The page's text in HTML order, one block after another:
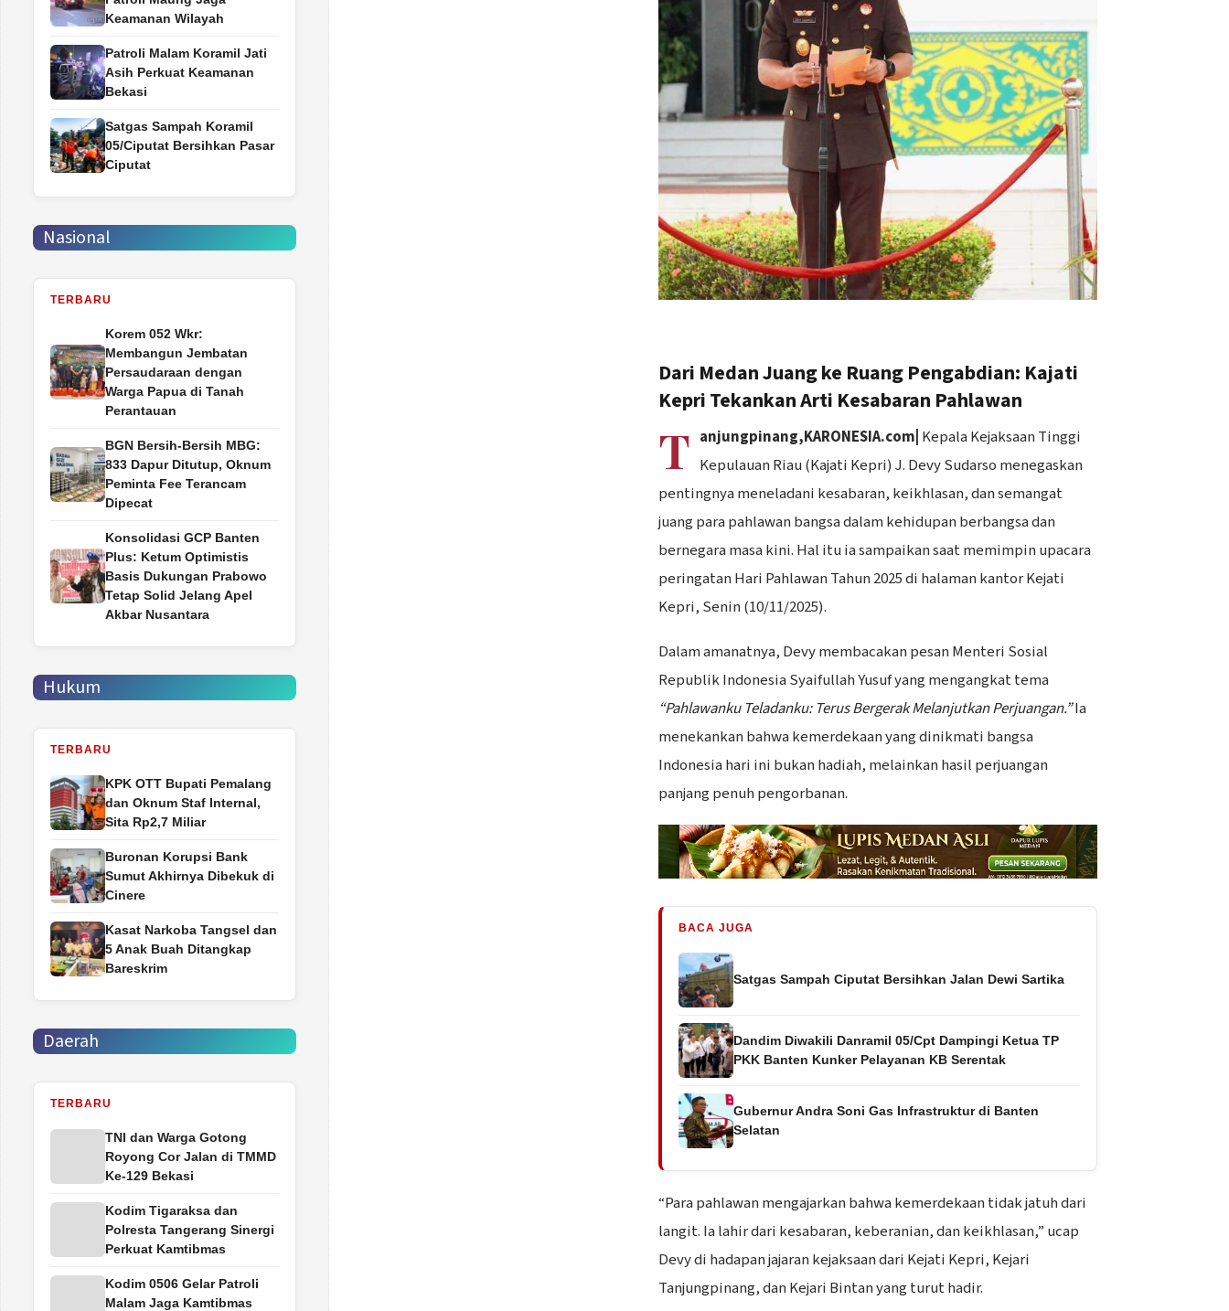
Dari Medan Juang ke Ruang Pengabdian: Kajati
Kepri Tekankan Arti Kesabaran Pahlawan
T anjungpinang,KARONESIA.com Kepala Kejaksaan Tinggi
Kepulauan Riau (Kajati Kepri) J. Devy Sudarso menegaskan
pentingnya meneladani kesabaran, keikhlasan, dan semangat
juang para pahlawan bangsa dalam kehidupan berbangsa dan
bernegara masa kini. Hal itu ia sampaikan saat memimpin upacara
peringatan Hari Pahlawan Tahun 2025 di halaman kantor Kejati
Kepri, Senin (10/11/2025).
Dalam amanatnya, Devy membacakan pesan Menteri Sosial
Republik Indonesia Syaifullah Yusuf yang mengangkat tema
“Pahlawanku Teladanku: Terus Bergerak Melanjutkan Perjuangan.”Ia
menekankan bahwa kemerdekaan yang dinikmati bangsa
Indonesia hari ini bukan hadiah, melainkan hasil perjuangan
panjang penuh pengorbanan.
BACA JUGA
Satgas Sampah Ciputat Bersihkan Jalan Dewi Sartika
Dandim Diwakili Danramil 05/Cpt Dampingi Ketua TP
PKK Banten Kunker Pelayanan KB Serentak
Gubernur Andra Soni Gas Infrastruktur di Banten
Selatan
“Para pahlawan mengajarkan bahwa kemerdekaan tidak jatuh dari
langit. Ia lahir dari kesabaran, keberanian, dan keikhlasan,” ucap
Devy di hadapan jajaran kejaksaan dari Kejati Kepri, Kejari
Tanjungpinang, dan Kejari Bintan yang turut hadir.
Keamanan Wilayah
Patroli Malam Koramil Jati
Asih Perkuat Keamanan
Bekasi
Satgas Sampah Koramil
05/Ciputat Bersihkan Pasar
Ciputat
Nasional
TERBARU
Korem 052 Wkr:
Membangun Jembatan
Persaudaraan dengan
Warga Papua di Tanah
Perantauan
BGN Bersih-Bersih MBG:
833 Dapur Ditutup, Oknum
Peminta Fee Terancam
Dipecat
Konsolidasi GCP Banten
Plus: Ketum Optimistis
Basis Dukungan Prabowo
Tetap Solid Jelang Apel
Akbar Nusantara
Hukum
TERBARU
‎KPK OTT Bupati Pemalang
dan Oknum Staf Internal,
Sita Rp2,7 Miliar
Buronan Korupsi Bank
Sumut Akhirnya Dibekuk di
Cinere
Kasat Narkoba Tangsel dan
5 Anak Buah Ditangkap
Bareskrim
Daerah
TERBARU
TNI dan Warga Gotong
Royong Cor Jalan di TMMD
Ke-129 Bekasi
Kodim Tigaraksa dan
Polresta Tangerang Sinergi
Perkuat Kamtibmas
Kodim 0506 Gelar Patroli
Malam Jaga Kamtibmas